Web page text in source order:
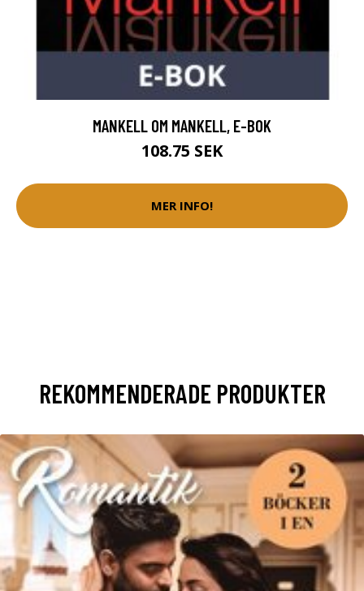
MANKELL OM MANKELL, E-BOK
108.75 SEK
MER INFO!
REKOMMENDERADE PRODUKTER